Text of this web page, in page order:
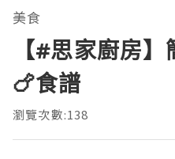
美食
【#思家廚房
🍗食譜
瀏覽次數:138